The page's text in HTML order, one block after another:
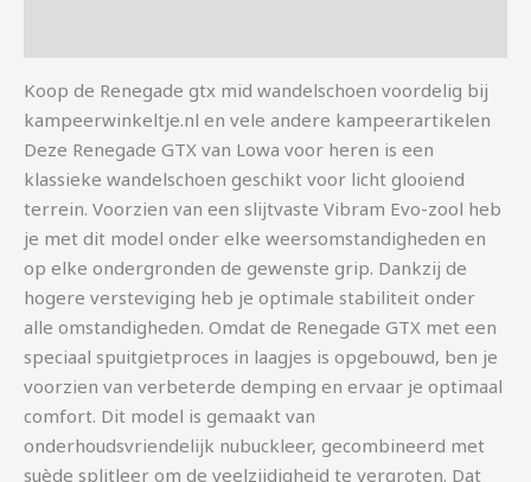
Koop de Renegade gtx mid wandelschoen voordelig bij
kampeerwinkeltje.nl en vele andere kampeerartikelen
Deze Renegade GTX van Lowa voor heren is een
klassieke wandelschoen geschikt voor licht glooiend
terrein. Voorzien van een slijtvaste Vibram Evo-zool heb
je met dit model onder elke weersomstandigheden en
op elke ondergronden de gewenste grip. Dankzij de
hogere versteviging heb je optimale stabiliteit onder
alle omstandigheden. Omdat de Renegade GTX met een
speciaal spuitgietproces in laagjes is opgebouwd, ben je
voorzien van verbeterde demping en ervaar je optimaal
comfort. Dit model is gemaakt van
onderhoudsvriendelijk nubuckleer, gecombineerd met
suède splitleer om de veelzijdigheid te vergroten. Dat